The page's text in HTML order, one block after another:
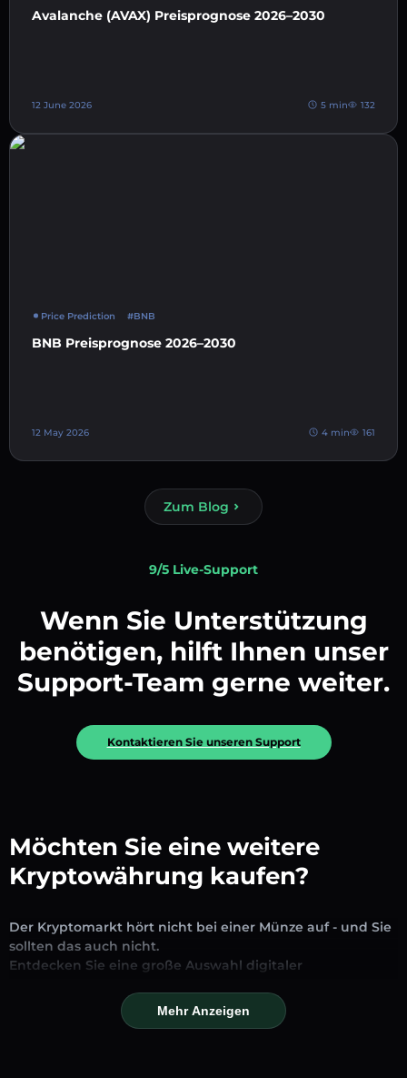
Avalanche (AVAX) Preisprognose 2026–2030
12 June 2026 5 min 132
Price Prediction #BNB
BNB Preisprognose 2026–2030
12 May 2026 4 min 161
Zum Blog
9/5 Live-Support
Wenn Sie Unterstützung
benötigen, hilft Ihnen unser
Support-Team gerne weiter.
Kontaktieren Sie unseren Support
Möchten Sie eine weitere
Kryptowährung kaufen?
Der Kryptomarkt hört nicht bei einer Münze auf - und Sie
sollten das auch nicht.
Entdecken Sie eine große Auswahl digitaler
Austausch und Handel verfügbar sind. Ob etablierte
Stablecoins, vielversprechende Altcoins oder trendige
Mehr Anzeigen